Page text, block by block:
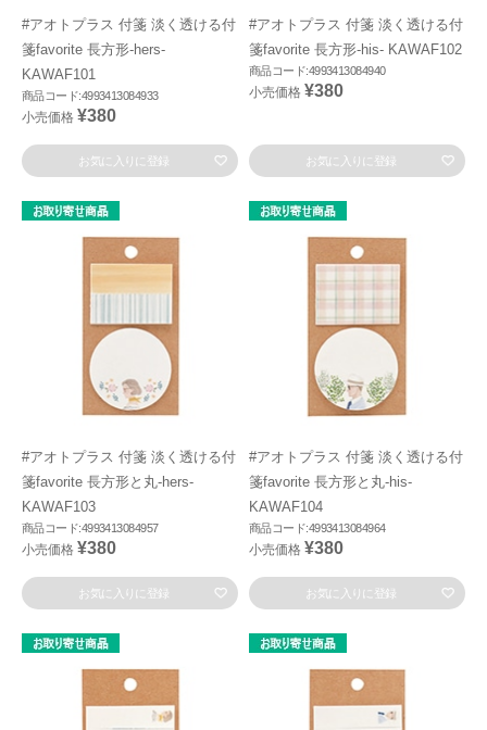
#アオトプラス 付箋 淡く透ける付
箋favorite 長方形-hers-
KAWAF101
商品コード:4993413084933
小売価格 ¥380
お気に入りに登録
#アオトプラス 付箋 淡く透ける付
箋favorite 長方形-his- KAWAF102
商品コード:4993413084940
小売価格 ¥380
お気に入りに登録
#アオトプラス 付箋 淡く透ける付
箋favorite 長方形と丸-hers-
KAWAF103
商品コード:4993413084957
小売価格 ¥380
お気に入りに登録
#アオトプラス 付箋 淡く透ける付
箋favorite 長方形と丸-his-
KAWAF104
商品コード:4993413084964
小売価格 ¥380
お気に入りに登録